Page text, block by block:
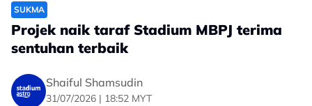
SUKMA
Projek naik taraf Stadium MBPJ terima
sentuhan terbaik
Shaiful Shamsudin
31/07/2026 | 18:52 MYT